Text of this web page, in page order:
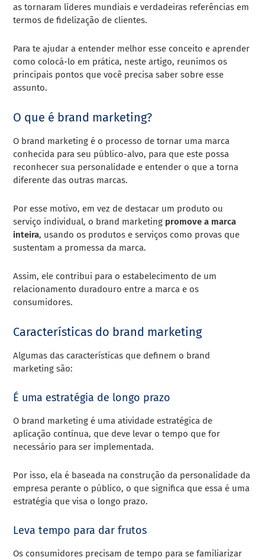
as tornaram líderes mundiais e verdadeiras referências em
termos de fidelização de clientes.
Para te ajudar a entender melhor esse conceito e aprender
como colocá-lo em prática, neste artigo, reunimos os
principais pontos que você precisa saber sobre esse
assunto.
O que é brand marketing?
O brand marketing é o processo de tornar uma marca
conhecida para seu público-alvo, para que este possa
reconhecer sua personalidade e entender o que a torna
diferente das outras marcas.
Por esse motivo, em vez de destacar um produto ou
serviço individual, o brand marketing promove a marca
inteira, usando os produtos e serviços como provas que
sustentam a promessa da marca.
Assim, ele contribui para o estabelecimento de um
relacionamento duradouro entre a marca e os
consumidores.
Características do brand marketing
Algumas das características que definem o brand
marketing são:
É uma estratégia de longo prazo
O brand marketing é uma atividade estratégica de
aplicação contínua, que deve levar o tempo que for
necessário para ser implementada.
Por isso, ela é baseada na construção da personalidade da
empresa perante o público, o que significa que essa é uma
estratégia que visa o longo prazo.
Leva tempo para dar frutos
Os consumidores precisam de tempo para se familiarizar